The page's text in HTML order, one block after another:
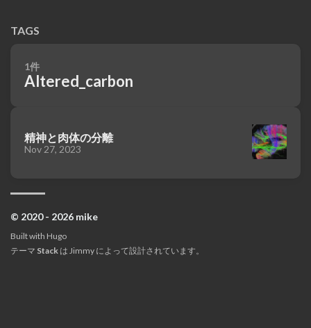
TAGS
1件
Altered_carbon
精神と肉体の分離
Nov 27, 2023
© 2020 - 2026 mike
Built with Hugo
テーマ Stack は Jimmy によって設計されています。